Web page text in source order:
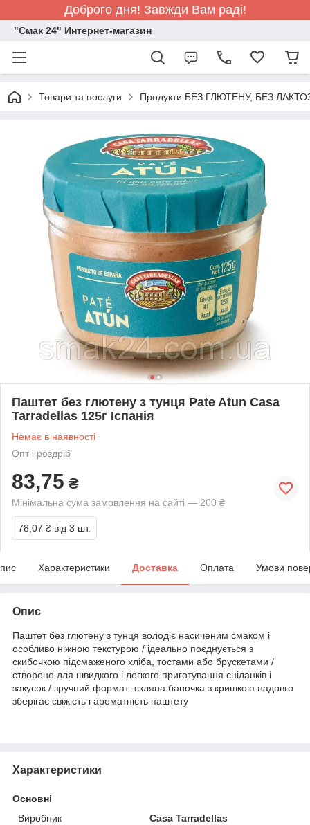
Доброго дня! Завжди Вам раді!
"Смак 24" Интернет-магазин
Товари та послуги Продукти БЕЗ ГЛЮТЕНУ, БЕЗ
Паштет без глютену з тунця Pate Atun Casa
Tarradellas 125г Іспанія
Немає в наявності
Опт і роздріб
83,75 ₴
Мінімальна сума замовлення на сайті — 200 ₴
78,07 ₴ від 3 шт.
Характеристики Доставка Оплата Умови
Опис
Паштет без глютену з тунця володіє насиченим смаком і
особливо ніжною текстурою / ідеально поєднується з
скибочкою підсмаженого хліба, тостами або брускетами /
створено для швидкого і легкого приготування сніданків і
закусок / зручний формат: скляна баночка з кришкою надовго
зберігає свіжість і ароматність паштету
Характеристики
Основні
Виробник
Casa Tarradellas